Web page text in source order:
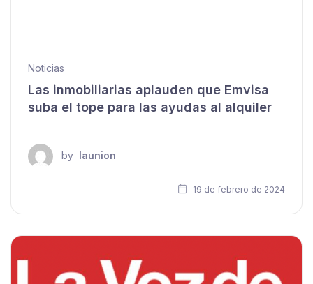
Noticias
Las inmobiliarias aplauden que Emvisa
suba el tope para las ayudas al alquiler
by launion
19 de febrero de 2024